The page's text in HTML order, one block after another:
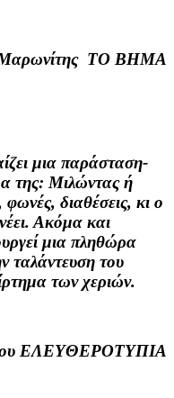
ΤΟ ΒΗΜΑ
μια παράσταση-
της: Μιλώντας ή
διαθέσεις, κι ο
Ακόμα και
μια πληθώρα
ταλάντευση του
των χεριών.
ΕΛΕΥΘΕΡΟΤΥΠΙΑ